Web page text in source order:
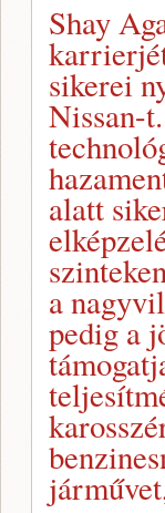
Shay
sikerei
Nissan-
alatt
a
pedig a